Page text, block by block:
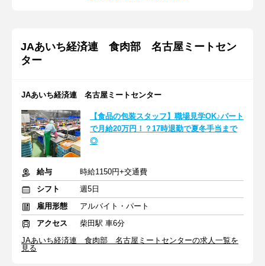
JAあいち経済連 食肉部 名古屋ミートセン
ター
JAあいち経済連 名古屋ミートセンター
【食品の包装スタッフ】職場見学OK♪パート
で月給20万円！？17時退勤で夏冬手当まで
◎
給与
時給1150円+交通費
シフト
週5日
雇用形態
アルバイト・パート
アクセス
柴田駅 車6分
JAあいち経済連 食肉部 名古屋ミートセンターの求人一覧を
見る